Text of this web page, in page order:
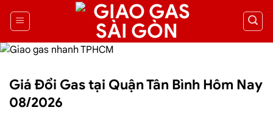
Giá Đổi Gas tại Quận Tân Bình Hôm Nay
08/2026